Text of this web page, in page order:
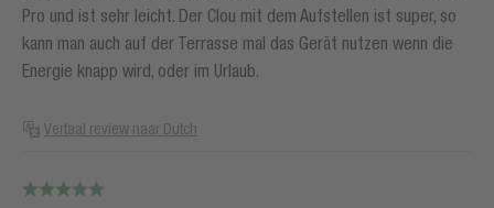
Pro und ist sehr leicht. Der Clou mit dem Aufstellen ist super, so
kann man auch auf der Terrasse mal das Gerät nutzen wenn die
Energie knapp wird, oder im Urlaub.
Vertaal review naar Dutch